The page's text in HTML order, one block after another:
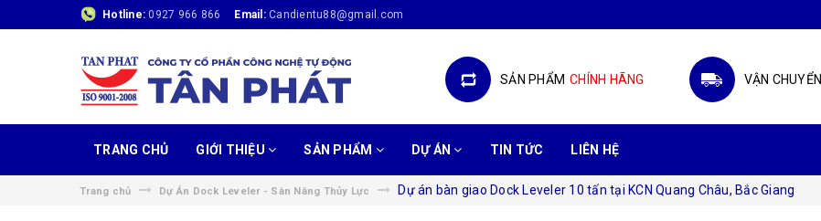
Hotline:0927 966 866 Email: Candientu88@gmail.com
SẢN PHẨM CHÍNH HÃNG VẬN CHUYỂN
TRANG CHỦ GIỚI THIỆU SẢN PHẨM DỰ ÁN TIN TỨC LIÊN HỆ
Trang chủ Dự Án Dock Leveler - Sàn Nâng Thủy Lực Dự án bàn giao Dock Leveler 10 tấn tại KCN Quang Châu, Bắc Giang